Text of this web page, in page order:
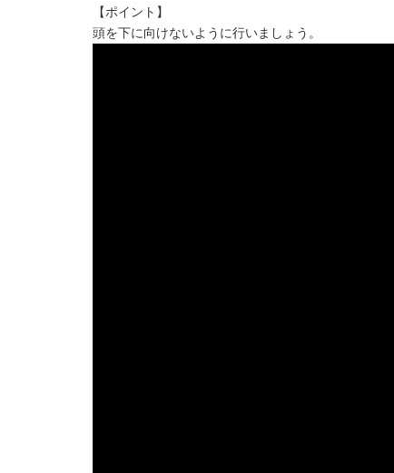
【ポイント】
頭を下に向けないように行いましょう。